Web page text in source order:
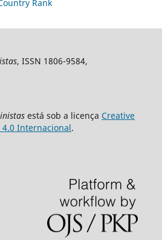
, ISSN 1806-9584,
está sob a licença Creative
Internacional.